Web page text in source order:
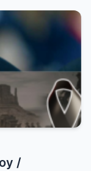
/